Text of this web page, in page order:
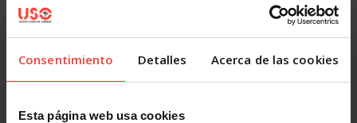
Consentimiento Detalles Acerca de las cookies
Esta página web usa cookies